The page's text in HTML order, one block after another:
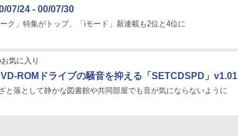
07/24 - 00/07/30
ーク」特集がトップ、「iモード」新連載も2位と4位に
気に入り
ROMドライブの騒音を抑える「SETCDSPD」v1.01
と落として静かな図書館や共同部屋でも音が気にならないように